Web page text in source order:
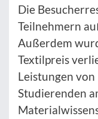
Die
Teilnehmern
Außerdem
Textilpreis
Leistungen
Studierenden